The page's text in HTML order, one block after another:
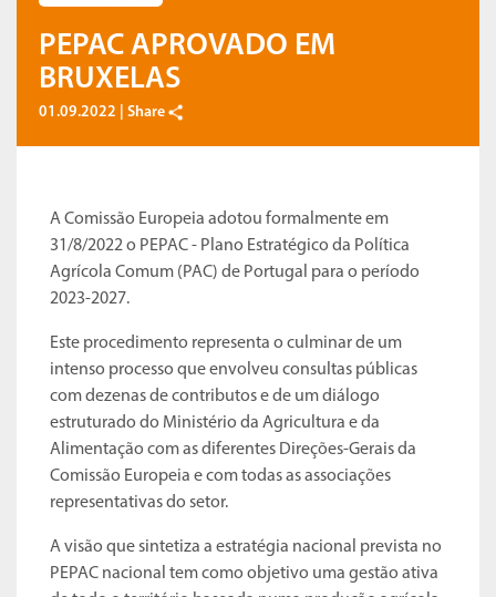
PEPAC APROVADO EM
BRUXELAS
01.09.2022 | Share
A Comissão Europeia adotou formalmente em
31/8/2022 o PEPAC - Plano Estratégico da Política
Agrícola Comum (PAC) de Portugal para o período
2023-2027.
Este procedimento representa o culminar de um
intenso processo que envolveu consultas públicas
com dezenas de contributos e de um diálogo
estruturado do Ministério da Agricultura e da
Alimentação com as diferentes Direções-Gerais da
Comissão Europeia e com todas as associações
representativas do setor.
A visão que sintetiza a estratégia nacional prevista no
PEPAC nacional tem como objetivo uma gestão ativa